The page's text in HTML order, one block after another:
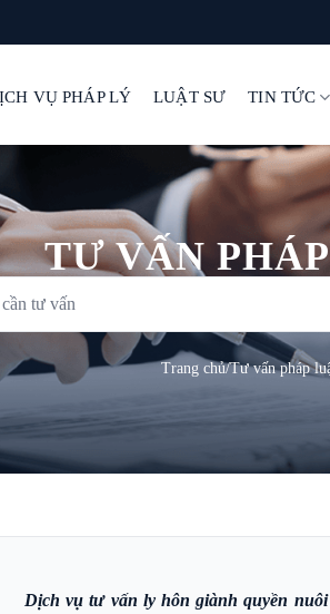
VỤ PHÁP LÝ LUẬT SƯ TIN TỨC
TƯ VẤN
Trang chủ/Tư vấn pháp
Dịch vụ tư vấn ly hôn giành quyền nuôi